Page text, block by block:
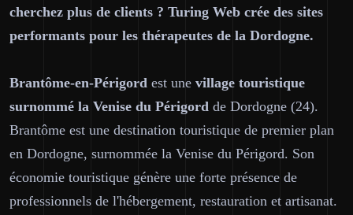
cherchez plus de clients ? Turing Web crée des sites
performants pour les thérapeutes de la Dordogne.
Brantôme-en-Périgord est une village touristique
surnommé la Venise du Périgord de Dordogne (24).
Brantôme est une destination touristique de premier plan
en Dordogne, surnommée la Venise du Périgord. Son
économie touristique génère une forte présence de
professionnels de l'hébergement, restauration et artisanat.